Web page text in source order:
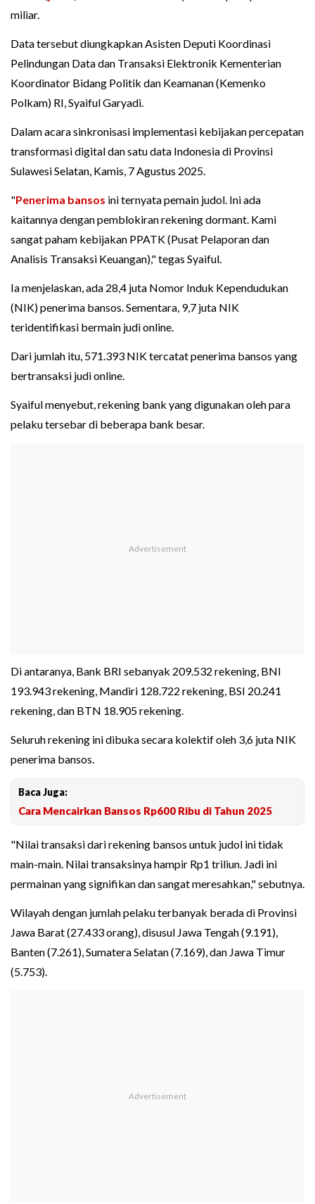
miliar.
Data tersebut diungkapkan Asisten Deputi Koordinasi
Pelindungan Data dan Transaksi Elektronik Kementerian
Koordinator Bidang Politik dan Keamanan (Kemenko
Polkam) RI, Syaiful Garyadi.
Dalam acara sinkronisasi implementasi kebijakan percepatan
transformasi digital dan satu data Indonesia di Provinsi
Sulawesi Selatan, Kamis, 7 Agustus 2025.
"Penerima bansos ini ternyata pemain judol. Ini ada
kaitannya dengan pemblokiran rekening dormant. Kami
sangat paham kebijakan PPATK (Pusat Pelaporan dan
Analisis Transaksi Keuangan)," tegas Syaiful.
Ia menjelaskan, ada 28,4 juta Nomor Induk Kependudukan
(NIK) penerima bansos. Sementara, 9,7 juta NIK
teridentifikasi bermain judi online.
Dari jumlah itu, 571.393 NIK tercatat penerima bansos yang
bertransaksi judi online.
Syaiful menyebut, rekening bank yang digunakan oleh para
pelaku tersebar di beberapa bank besar.
Di antaranya, Bank BRI sebanyak 209.532 rekening, BNI
193.943 rekening, Mandiri 128.722 rekening, BSI 20.241
rekening, dan BTN 18.905 rekening.
Seluruh rekening ini dibuka secara kolektif oleh 3,6 juta NIK
penerima bansos.
Baca Juga:
Cara Mencairkan Bansos Rp600 Ribu di Tahun 2025
"Nilai transaksi dari rekening bansos untuk judol ini tidak
main-main. Nilai transaksinya hampir Rp1 triliun. Jadi ini
permainan yang signifikan dan sangat meresahkan," sebutnya.
Wilayah dengan jumlah pelaku terbanyak berada di Provinsi
Jawa Barat (27.433 orang), disusul Jawa Tengah (9.191),
Banten (7.261), Sumatera Selatan (7.169), dan Jawa Timur
(5.753).